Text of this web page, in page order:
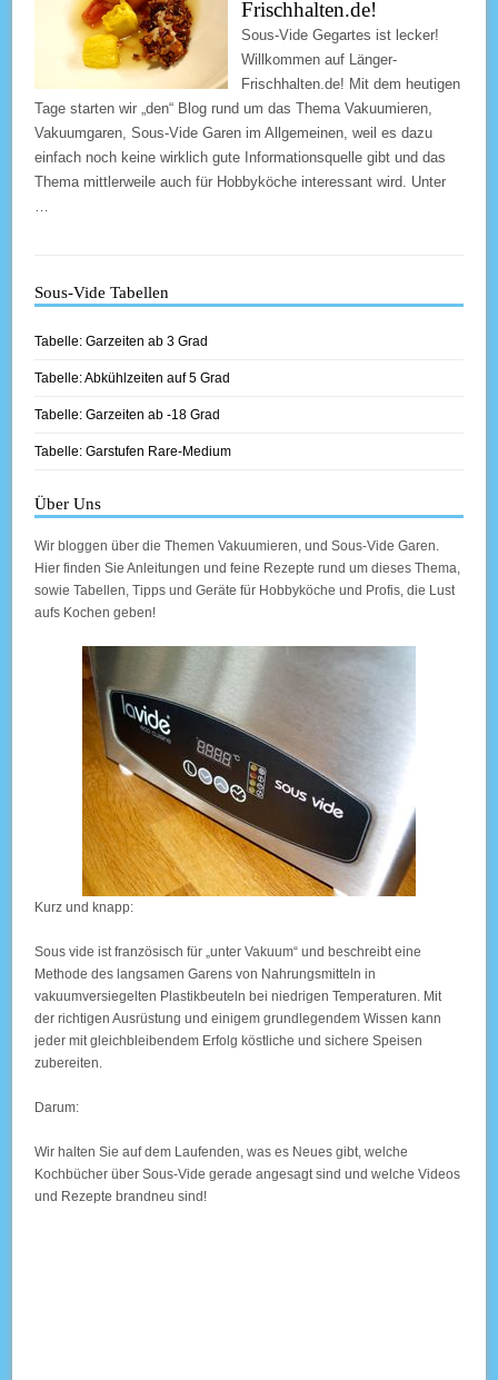
Frischhalten.de!
Sous-Vide Gegartes ist lecker!
Willkommen auf Länger-
Frischhalten.de! Mit dem heutigen
Tage starten wir „den“ Blog rund um das Thema Vakuumieren,
Vakuumgaren, Sous-Vide Garen im Allgemeinen, weil es dazu
einfach noch keine wirklich gute Informationsquelle gibt und das
Thema mittlerweile auch für Hobbyköche interessant wird. Unter
…
Sous-Vide Tabellen
Tabelle: Garzeiten ab 3 Grad
Tabelle: Abkühlzeiten auf 5 Grad
Tabelle: Garzeiten ab -18 Grad
Tabelle: Garstufen Rare-Medium
Über Uns
Wir bloggen über die Themen Vakuumieren, und Sous-Vide Garen.
Hier finden Sie Anleitungen und feine Rezepte rund um dieses Thema,
sowie Tabellen, Tipps und Geräte für Hobbyköche und Profis, die Lust
aufs Kochen geben!
Kurz und knapp:
Sous vide ist französisch für „unter Vakuum“ und beschreibt eine
Methode des langsamen Garens von Nahrungsmitteln in
vakuumversiegelten Plastikbeuteln bei niedrigen Temperaturen. Mit
der richtigen Ausrüstung und einigem grundlegendem Wissen kann
jeder mit gleichbleibendem Erfolg köstliche und sichere Speisen
zubereiten.
Darum:
Wir halten Sie auf dem Laufenden, was es Neues gibt, welche
Kochbücher über Sous-Vide gerade angesagt sind und welche Videos
und Rezepte brandneu sind!